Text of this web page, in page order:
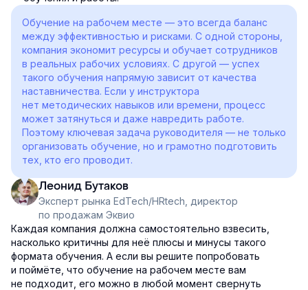
Обучение на рабочем месте — это всегда баланс
между эффективностью и рисками. С одной стороны,
компания экономит ресурсы и обучает сотрудников
в реальных рабочих условиях. С другой — успех
такого обучения напрямую зависит от качества
наставничества. Если у инструктора
нет методических навыков или времени, процесс
может затянуться и даже навредить работе.
Поэтому ключевая задача руководителя — не только
организовать обучение, но и грамотно подготовить
тех, кто его проводит.
Леонид Бутаков
Эксперт рынка EdTech/HRtech, директор
по продажам Эквио
Каждая компания должна самостоятельно взвесить,
насколько критичны для неё плюсы и минусы такого
формата обучения. А если вы решите попробовать
и поймёте, что обучение на рабочем месте вам
не подходит, его можно в любой момент свернуть